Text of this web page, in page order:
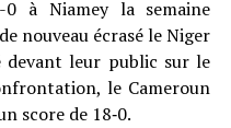
à Niamey la semaine
nouveau écrasé le Niger
devant leur public sur le
le Cameroun
score de 18‑0.